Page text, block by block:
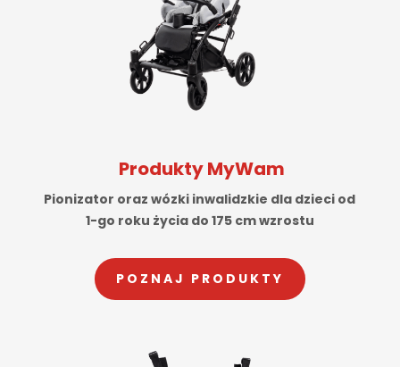
Produkty MyWam
Pionizator oraz wózki inwalidzkie dla dzieci od
1-go roku życia do 175 cm wzrostu
POZNAJ PRODUKTY